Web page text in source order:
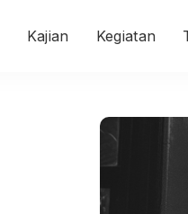
Kajian Kegiatan